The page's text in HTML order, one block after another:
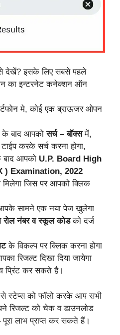
देखें? इसके लिए सबसे पहले
का इन्टरनेट कनेक्शन ऑन
मे, कोई एक ब्राऊजर ओपन
के बाद आपकोसर्च – बॉक्समें,
टाईप करके सर्च करना होगा,
आपको U.P. Board High
) Examination, 2022
मिलेगा जिस पर आपको क्लिक
सामने एक नया पेज खुलेगा
रोल नंबर व स्कूल कोडको दर्ज
के विकल्प पर क्लिक करना होगा
रिजल्ट दिखा दिया जायेगा
प्रिंट कर सकते है।
स्टेप्स को फॉलो करके आप सभी
रिजल्ट को चेक व डाउनलोड
लाभ प्राप्त कर सकते हैं।